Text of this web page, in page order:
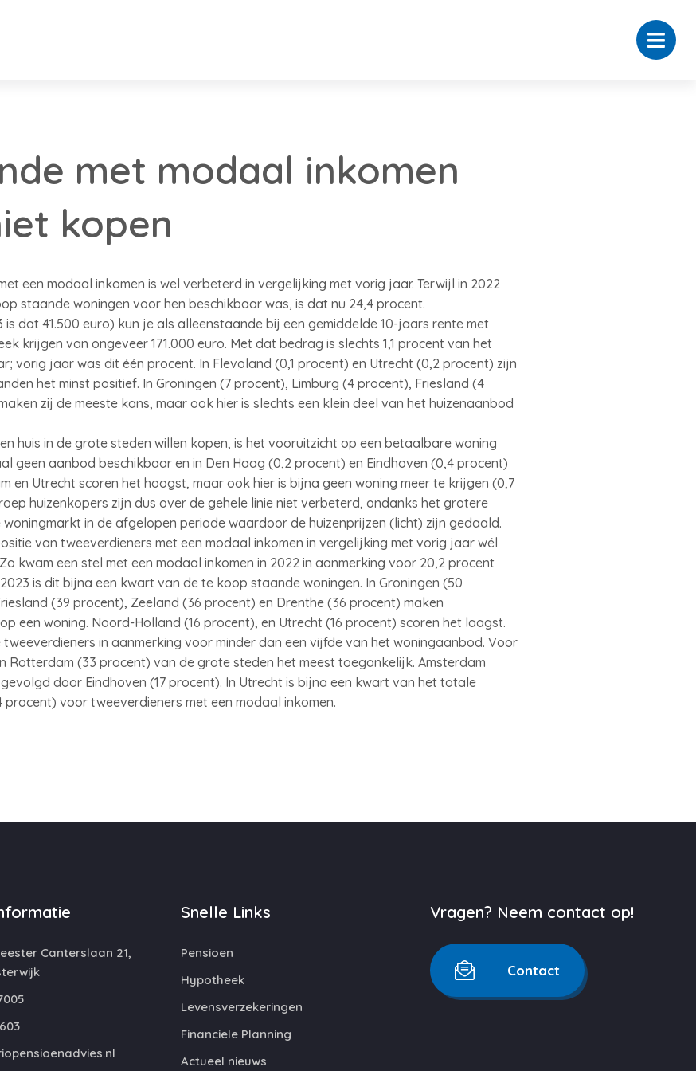
met modaal inkomen
kopen
een modaal inkomen is wel verbeterd in vergelijking met vorig jaar. Terwijl in 2022
staande woningen voor hen beschikbaar was, is dat nu 24,4 procent.
is dat 41.500 euro) kun je als alleenstaande bij een gemiddelde 10-jaars rente met
krijgen van ongeveer 171.000 euro. Met dat bedrag is slechts 1,1 procent van het
vorig jaar was dit één procent. In Flevoland (0,1 procent) en Utrecht (0,2 procent) zijn
het minst positief. In Groningen (7 procent), Limburg (4 procent), Friesland (4
zij de meeste kans, maar ook hier is slechts een klein deel van het huizenaanbod
huis in de grote steden willen kopen, is het vooruitzicht op een betaalbare woning
geen aanbod beschikbaar en in Den Haag (0,2 procent) en Eindhoven (0,4 procent)
en Utrecht scoren het hoogst, maar ook hier is bijna geen woning meer te krijgen (0,7
huizenkopers zijn dus over de gehele linie niet verbeterd, ondanks het grotere
in de afgelopen periode waardoor de huizenprijzen (licht) zijn gedaald.
van tweeverdieners met een modaal inkomen in vergelijking met vorig jaar wél
kwam een stel met een modaal inkomen in 2022 in aanmerking voor 20,2 procent
is dit bijna een kwart van de te koop staande woningen. In Groningen (50
(39 procent), Zeeland (36 procent) en Drenthe (36 procent) maken
een woning. Noord-Holland (16 procent), en Utrecht (16 procent) scoren het laagst.
in aanmerking voor minder dan een vijfde van het woningaanbod. Voor
Rotterdam (33 procent) van de grote steden het meest toegankelijk. Amsterdam
door Eindhoven (17 procent). In Utrecht is bijna een kwart van het totale
voor tweeverdieners met een modaal inkomen.
Canterslaan 21,
Snelle Links
Pensioen
Hypotheek
Levensverzekeringen
Financiele Planning
Actueel nieuws
Vragen? Neem contact op!
Contact